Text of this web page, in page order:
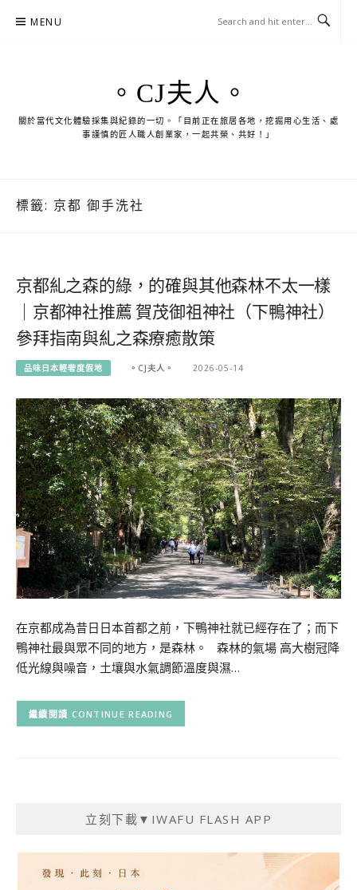
MENU
。CJ夫人。
關於當代文化體驗採集與紀錄的一切。「目前正在旅居各地，挖掘用心生活、處
事謹慎的匠人職人創業家，一起共榮、共好！」
標籤: 京都 御手洗社
京都糺之森的綠，的確與其他森林不太一樣
｜京都神社推薦 賀茂御祖神社（下鴨神社）
參拜指南與糺之森療癒散策
品味日本輕奢度假地 。CJ夫人。 2026-05-14
在京都成為昔日日本首都之前，下鴨神社就已經存在了；而下
鴨神社最與眾不同的地方，是森林。 森林的氣場 高大樹冠降
低光線與噪音，土壤與水氣調節溫度與濕…
CONTINUE READING
立刻下載▼IWAFU FLASH APP